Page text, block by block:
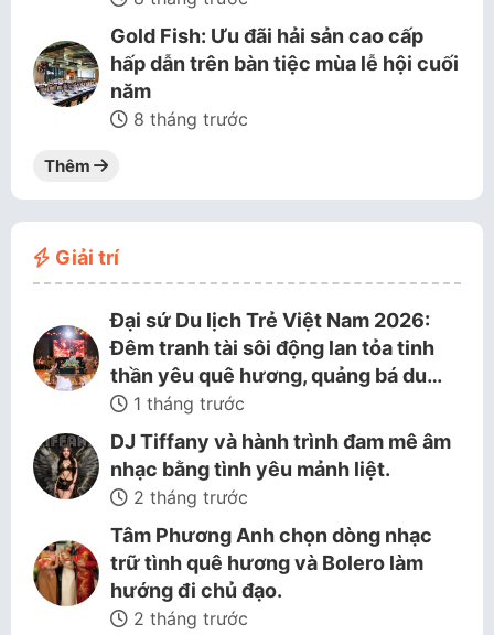
Gold Fish: Ưu đãi hải sản cao cấp
hấp dẫn trên bàn tiệc mùa lễ hội cuối
năm
8 tháng trước
Thêm
Giải trí
Đại sứ Du lịch Trẻ Việt Nam 2026:
Đêm tranh tài sôi động lan tỏa tinh
thần yêu quê hương, quảng bá du…
1 tháng trước
DJ Tiffany và hành trình đam mê âm
nhạc bằng tình yêu mảnh liệt.
2 tháng trước
Tâm Phương Anh chọn dòng nhạc
trữ tình quê hương và Bolero làm
hướng đi chủ đạo.
2 tháng trước